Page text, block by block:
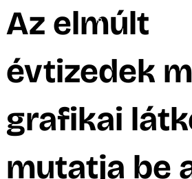
Az elmúlt
évtizedek
grafikai
mutatja be